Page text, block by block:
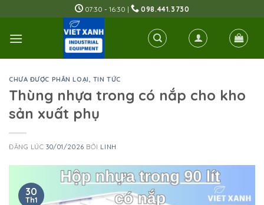
to
content
07:30 - 16:30 | 098.441.3730
CHƯA ĐƯỢC PHÂN LOẠI, TIN TỨC
Thùng nhựa trong có nắp cho kho
sản xuất phụ
ĐĂNG LÚC30/01/2026 BỞI LINH
30
Th1